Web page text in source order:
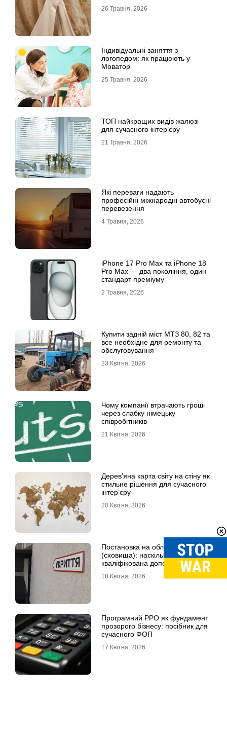
26 Травня, 2026
Індивідуальні заняття з
логопедом: як працюють у
Моватор
25 Травня, 2026
ТОП найкращих видів жалюзі
для сучасного інтер’єру
21 Травня, 2026
Які переваги надають
професійні міжнародні автобусні
перевезення
4 Травня, 2026
iРhone 17 Рro Мax та iРhone 18
Рro Мax — два покоління, один
стандарт преміуму
2 Травня, 2026
Купити задній міст МТЗ 80, 82 та
все необхідне для ремонту та
обслуговування
23 Квітня, 2026
Чому компанії втрачають гроші
через слабку німецьку
співробітників
21 Квітня, 2026
Дерев’яна карта світу на стіну як
стильне рішення для сучасного
інтер’єру
20 Квітня, 2026
Постановка на облік укриття
(сховища): наскільки важлива
кваліфікована допомога
18 Квітня, 2026
Програмний РРО як фундамент
прозорого бізнесу: посібник для
сучасного ФОП
17 Квітня, 2026